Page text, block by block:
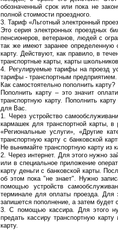
обозначенный срок или пока не
полной стоимости проездного.
3. Тариф «Льготный электронный
Это серия электронных проездных
пенсионеров, ветеранов, людей с
так же имеют заранее определенную
карту. Действуют, как правило, в
транспортные карты, карты
4. Регулируемые тарифы на проезд
тарифы - транспортным предприятием.
Как самостоятельно пополнить карту?
Пополнить карту – это значит
транспортную карту. Пополнить
для Вас.
1. Через устройство
кармашек для транспортной карты,
«Региональные услуги», «Другие
транспортную карту с банковской
Не вынимайте транспортную карту из
2. Через интернет. Для этого нужно
или в специальное приложение
карту деньги с банковской карты.
об этом пока "не знает". Нужно
помощью устройств
терминале для оплаты проезда. Для
запишется пополнение, а затем будет
3. С помощью кассира. Для этого
предать кассиру транспортную
карту.